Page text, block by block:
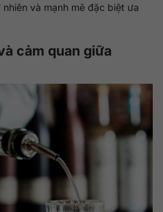
và mạnh mẽ đặc biệt ưa
cảm quan giữa